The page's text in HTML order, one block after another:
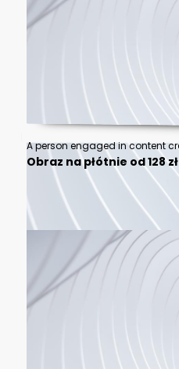
Obraz na płótnie od 128 zł